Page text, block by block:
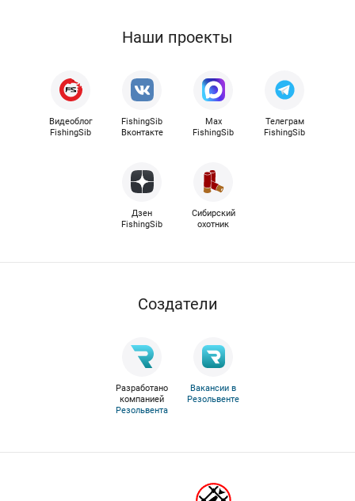
Наши проекты
Видеоблог
FishingSib
FishingSib
Вконтакте
Max
FishingSib
Телеграм
FishingSib
Дзен
FishingSib
Сибирский
охотник
Cоздатели
Разработано
компанией
Резольвента
Вакансии в
Резольвенте